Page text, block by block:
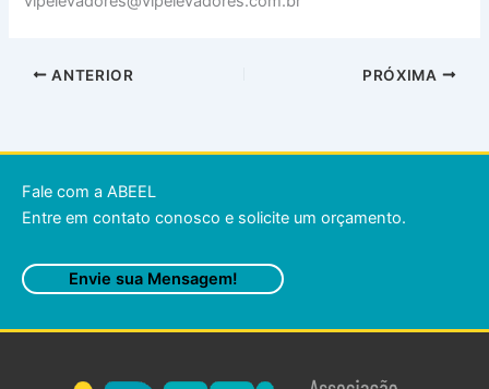
ANTERIOR PRÓXIMA
Fale com a ABEEL
Entre em contato conosco e solicite um orçamento.
Envie sua Mensagem!